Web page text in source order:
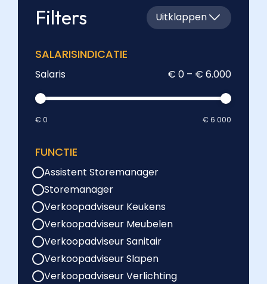
Filters
Uitklappen
SALARISINDICATIE
Salaris € 0 – € 6.000
€ 0 € 6.000
FUNCTIE
Assistent Storemanager
Storemanager
Verkoopadviseur Keukens
Verkoopadviseur Meubelen
Verkoopadviseur Sanitair
Verkoopadviseur Slapen
Verkoopadviseur Verlichting